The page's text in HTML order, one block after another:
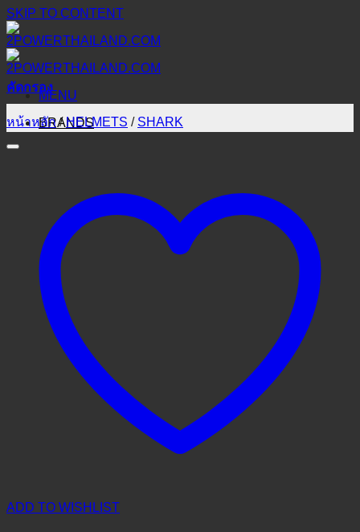
SKIP TO CONTENT
MENU
BRANDS
คัดกรอง
หน้าหลัก / HELMETS / SHARK
ADD TO WISHLIST